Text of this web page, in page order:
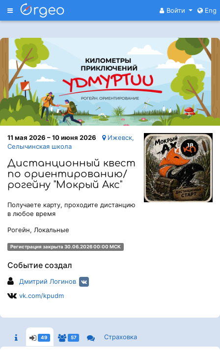
Меню Войти Eng
11 мая 2026 – 10 июня 2026
Ижевск,
Селычинская школа
Дистанционный квест
по ориентированию/
рогейну "Мокрый Акс"
Получаете карту, проходите дистанцию
в любое время
Рогейн, Локальные
Регистрация закрыта 30.06.2026 00:00 МСК
Событие создал
Дмитрий Логинов
vk.com/kpudm
49 57 Страховка